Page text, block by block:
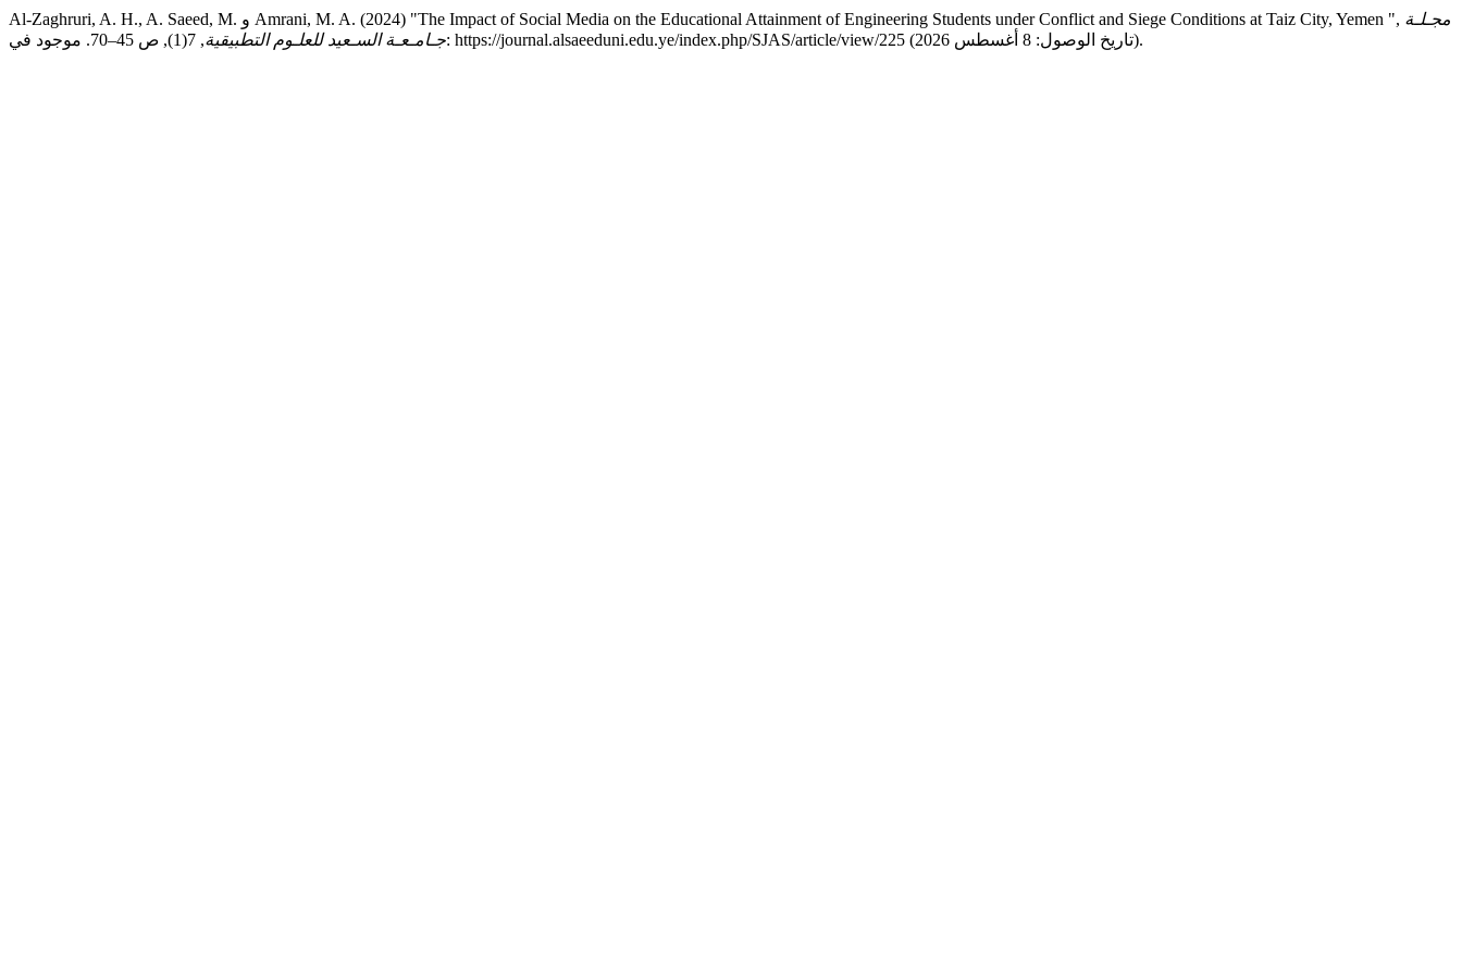
Al-Zaghruri, A. H., A. Saeed, M. و Amrani, M. A. (2024) "The Impact of Social Media on the Educational Attainment of Engineering Students under Conflict and Siege Conditions at Taiz City, Yemen ", مجـلـة
جـامـعـة السـعيد للعلـوم التطبيقية
, 7(1), ص 45–70. موجود في: https://journal.alsaeeduni.edu.ye/index.php/SJAS/article/view/225 (تاريخ الوصول: 8 أغسطس 2026).